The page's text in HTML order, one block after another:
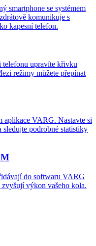
smartphone se systémem
komunikuje s
kapesní telefon.
telefonu upravíte křivku
režimy můžete přepínat
aplikace VARG. Nastavte si
sledujte podrobné statistiky
do softwaru VARG
výkon vašeho kola.